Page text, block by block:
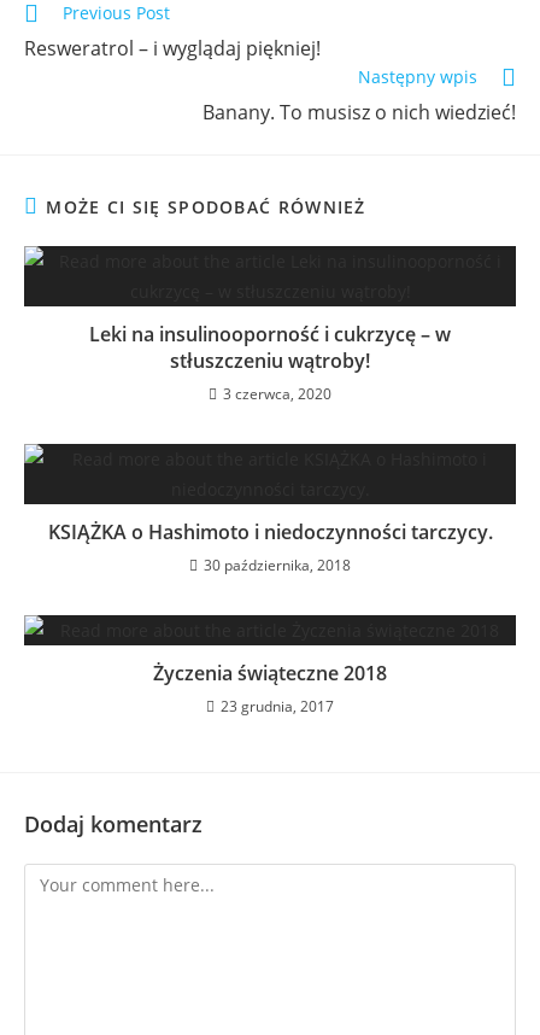
Previous Post
Resweratrol – i wyglądaj piękniej!
Następny wpis
Banany. To musisz o nich wiedzieć!
MOŻE CI SIĘ SPODOBAĆ RÓWNIEŻ
Leki na insulinooporność i cukrzycę – w
stłuszczeniu wątroby!
3 czerwca, 2020
KSIĄŻKA o Hashimoto i niedoczynności tarczycy.
30 października, 2018
Życzenia świąteczne 2018
23 grudnia, 2017
Dodaj komentarz